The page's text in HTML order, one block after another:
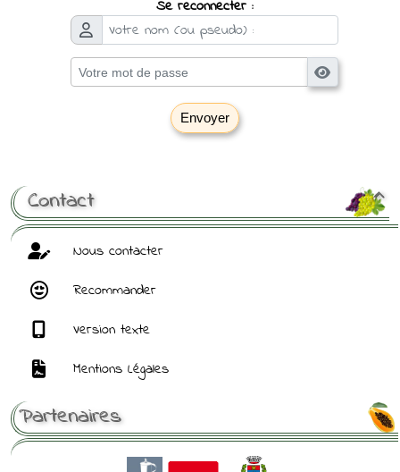
Se reconnecter :
Envoyer

Contact
Nous contacter
Recommander
Version texte
Mentions Légales
Partenaires